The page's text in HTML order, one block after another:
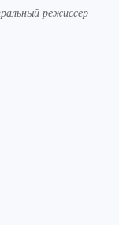
режиссер